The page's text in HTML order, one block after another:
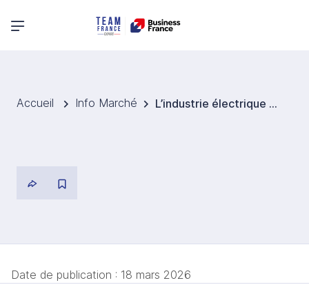
Menu principal
Accueil Info Marché L’industrie électrique allemande bat un nouveau record d’exportations malgré un contexte difficile
Date de publication : 18 mars 2026